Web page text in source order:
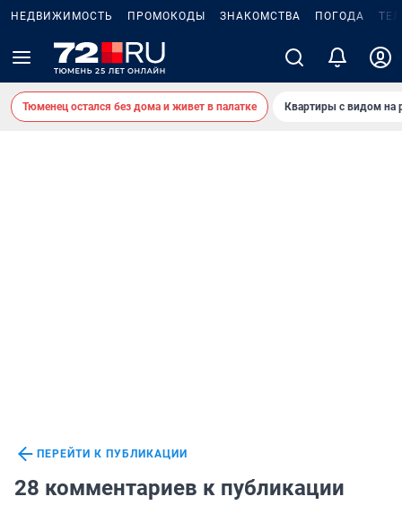
НЕДВИЖИМОСТЬ ПРОМОКОДЫ ЗНАКОМСТВА ПОГОДА
Тюменец остался без дома и живет в палатке Квартиры с видом на
ПЕРЕЙТИ К ПУБЛИКАЦИИ
28 комментариев к публикации